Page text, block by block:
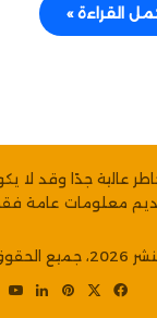
القراءة »
عالية جدًا وقد
معلومات عامة فقط،
محفوظة |
فيسبوك بينتيريست